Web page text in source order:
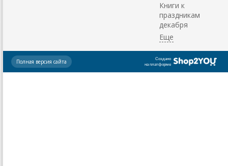
Книги к
праздникам
декабря
Создано
на платформе
Полная версия сайта